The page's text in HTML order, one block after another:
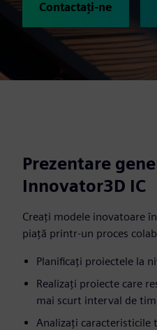
Contactați-ne
Prezentare
Innovator3D IC
Creați modele inovatoare
piață printr-un proces
Planificați proiectele la
Realizați proiecte care
mai scurt interval de
Analizați caracteristicile